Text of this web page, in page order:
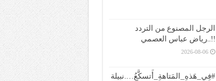
الرجل المصنوع من التردد
!!..رياض عباس العصمي
2026-08-06
#فِي_هَذهِ_المَتاهةِ_أَتسكَّعُ….نبيلة